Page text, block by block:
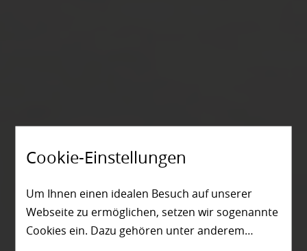
Cookie-Einstellungen
Um Ihnen einen idealen Besuch auf unserer
Webseite zu ermöglichen, setzen wir sogenannte
Cookies ein. Dazu gehören unter anderem